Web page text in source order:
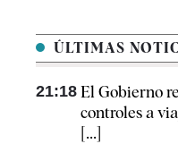
ÚLTIMAS
21:18 El Gobierno
controles a
[...]